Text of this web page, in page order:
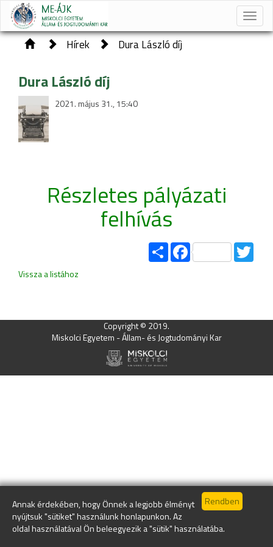
Annak érdekében, hogy Önnek a legjobb élményt
nyújtsuk "sütiket" használunk honlapunkon. Az
oldal használatával Ön beleegyezik a "sütik" használatába.
Toggle
Hírek Dura László díj
Dura László díj
2021. május 31., 15:40
Részletes pályázati
felhívás
ShareFacebook
Vissza a listához
Copyright © 2019.
Miskolci Egyetem - Állam- és Jogtudományi Kar